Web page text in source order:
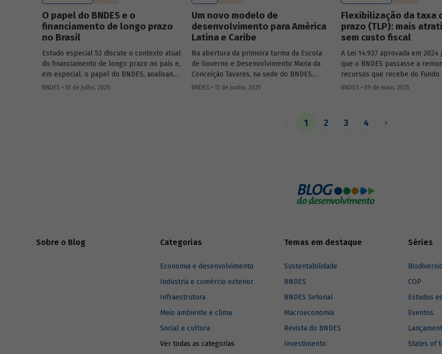
O papel do BNDES e o
financiamento de longo prazo
no Brasil
Estudo especial 52 discute o contexto atual
do financiamento de longo prazo no país e,
em especial, o papel do BNDES, analisando
seu posicionamento no mercado de crédito
BNDES • 10 de julho, 2025
Um novo modelo de
desenvolvimento para América
Latina e Caribe
Na abertura da primeira turma da Escola
de Governo e Desenvolvimento Maria da
Conceição Tavares, na sede do BNDES,
Aloizio Mercadante, presidente do BNDES,
Público debatarem um novo modelo de
BNDES • 13 de junho, 2025
Flexibilização da taxa
prazo (TLP): mais
sem custo fiscal
A Lei 14.937 aprovada em
que o BNDES passasse a
recursos que recebe do Fundo
ao Trabalhador (FAT) tanto pela
apoio do BNDES.
BNDES • 09 de maio, 2025
1 2 3 4
Sobre o Blog Categorias
Economia e desenvolvimento
Indústria e comércio exterior
Infraestrutura
Meio ambiente e clima
Social e cultura
Ver todas as categorias
Temas em destaque
Sustentabilidade
BNDES
BNDES Setorial
Macroeconomia
Revista do BNDES
Investimento
Séries
COP
Estudos
Eventos
States of